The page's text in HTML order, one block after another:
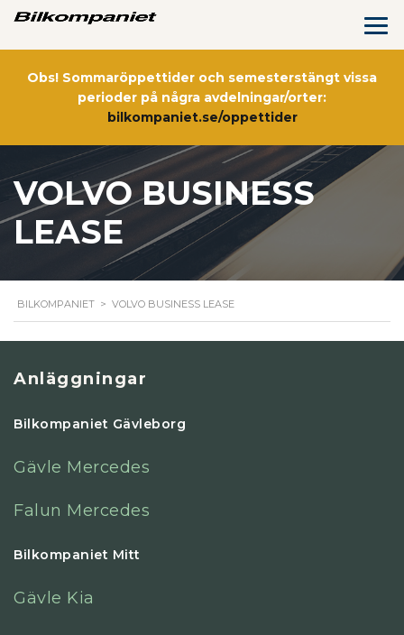
Obs! Sommaröppettider och semesterstängt vissa
perioder på några avdelningar/orter:
bilkompaniet.se/oppettider
VOLVO BUSINESS
LEASE
BILKOMPANIET > VOLVO BUSINESS LEASE
Anläggningar
Bilkompaniet Gävleborg
Gävle Mercedes
Falun Mercedes
Bilkompaniet Mitt
Gävle Kia